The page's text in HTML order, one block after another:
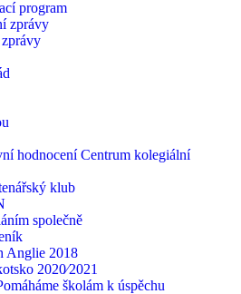
program
zprávy
hodnocení Centrum kolegiální
klub
společně
Anglie 2018
2020⁄2021
školám k úspěchu